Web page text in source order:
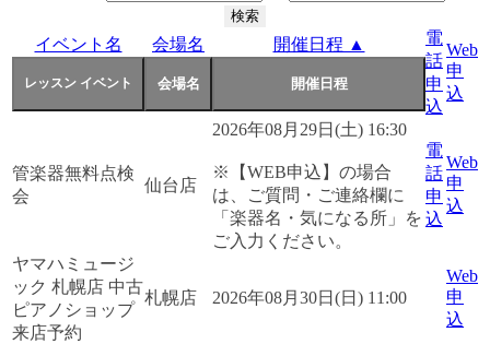
イベント名 会場名 開催日程 ▲
電
話
申
込
Web
申
込
管楽器無料点検
会
仙台店
2026年08月29日(土) 16:30
※【WEB申込】の場合
は、ご質問・ご連絡欄に
「楽器名・気になる所」を
ご入力ください。
電
話
申
込
Web
申
込
ヤマハミュージ
ック 札幌店 中古
ピアノショップ
来店予約
札幌店 2026年08月30日(日) 11:00
Web
申
込